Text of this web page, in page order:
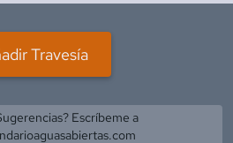
Travesía
Escríbeme a